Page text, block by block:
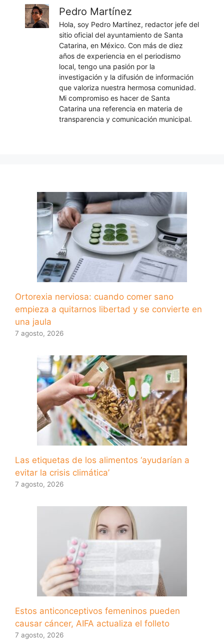
Pedro Martínez
Hola, soy Pedro Martínez, redactor jefe del
sitio oficial del ayuntamiento de Santa
Catarina, en México. Con más de diez
años de experiencia en el periodismo
local, tengo una pasión por la
investigación y la difusión de información
que valoriza nuestra hermosa comunidad.
Mi compromiso es hacer de Santa
Catarina una referencia en materia de
transparencia y comunicación municipal.
Ortorexia nerviosa: cuando comer sano
empieza a quitarnos libertad y se convierte en
una jaula
7 agosto, 2026
Las etiquetas de los alimentos ‘ayudarían a
evitar la crisis climática’
7 agosto, 2026
Estos anticonceptivos femeninos pueden
causar cáncer, AIFA actualiza el folleto
7 agosto, 2026